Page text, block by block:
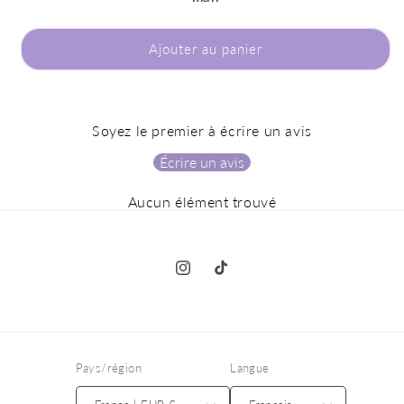
Ajouter au panier
Soyez le premier à écrire un avis
Écrire un avis
Aucun élément trouvé
InstagramTikTok
Pays/région Langue